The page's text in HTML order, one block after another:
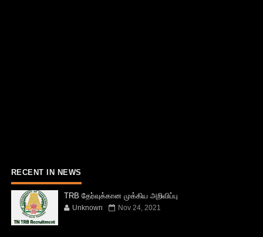
RECENT IN NEWS
TRB தேர்வுக்கான முக்கிய அறிவிப்பு
Unknown Nov 24, 2021